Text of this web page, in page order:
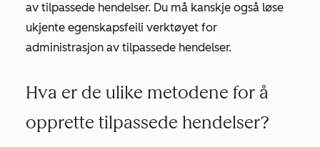
av tilpassede hendelser. Du må kanskje også løse
ukjente egenskapsfeili verktøyet for
administrasjon av tilpassede hendelser.
Hva er de ulike metodene for å
opprette tilpassede hendelser?